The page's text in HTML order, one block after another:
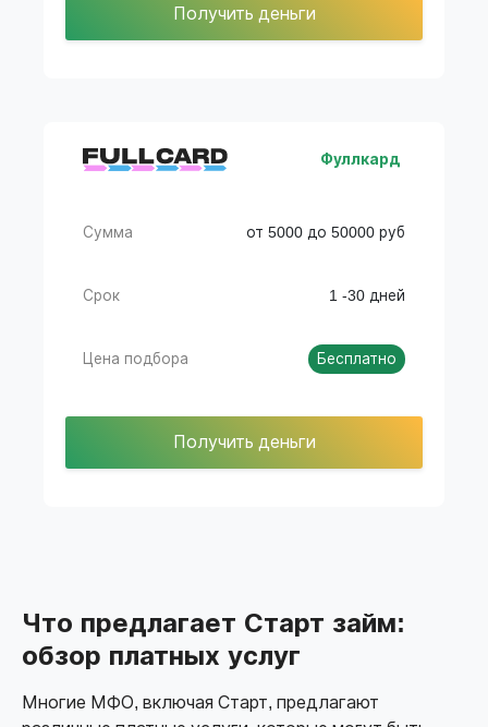
Получить деньги
Фуллкард
Сумма от 5000 до 50000 руб
Срок 1 -30 дней
Цена подбора Бесплатно
Получить деньги
Что предлагает Старт займ:
обзор платных услуг
Многие МФО, включая Старт, предлагают